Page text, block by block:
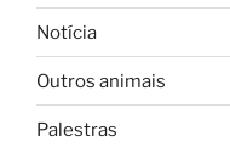
Notícia
Outros animais
Palestras